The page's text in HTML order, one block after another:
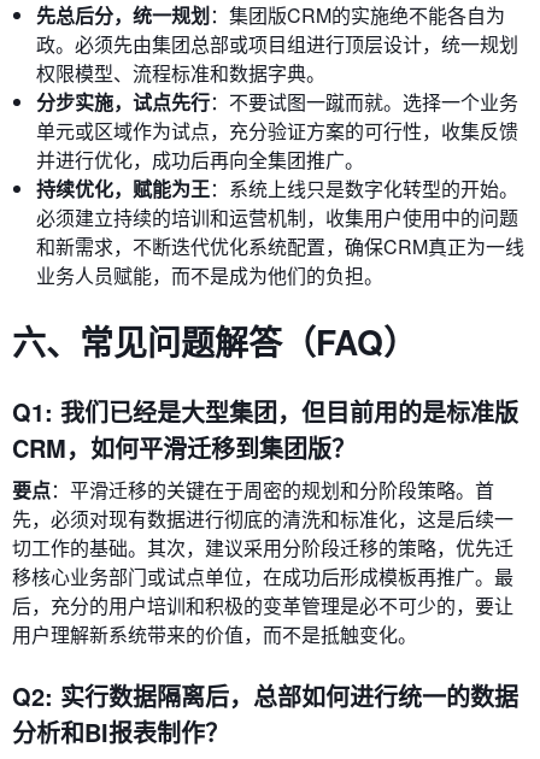
先总后分，统一规划：集团版CRM的实施绝不能各自为
政。必须先由集团总部或项目组进行顶层设计，统一规划
权限模型、流程标准和数据字典。
分步实施，试点先行：不要试图一蹴而就。选择一个业务
单元或区域作为试点，充分验证方案的可行性，收集反馈
并进行优化，成功后再向全集团推广。
持续优化，赋能为王：系统上线只是数字化转型的开始。
必须建立持续的培训和运营机制，收集用户使用中的问题
和新需求，不断迭代优化系统配置，确保CRM真正为一线
业务人员赋能，而不是成为他们的负担。
六、常见问题解答（FAQ）
Q1: 我们已经是大型集团，但目前用的是标准版
CRM，如何平滑迁移到集团版？
要点：平滑迁移的关键在于周密的规划和分阶段策略。首
先，必须对现有数据进行彻底的清洗和标准化，这是后续一
切工作的基础。其次，建议采用分阶段迁移的策略，优先迁
移核心业务部门或试点单位，在成功后形成模板再推广。最
后，充分的用户培训和积极的变革管理是必不可少的，要让
用户理解新系统带来的价值，而不是抵触变化。
Q2: 实行数据隔离后，总部如何进行统一的数据
分析和BI报表制作？